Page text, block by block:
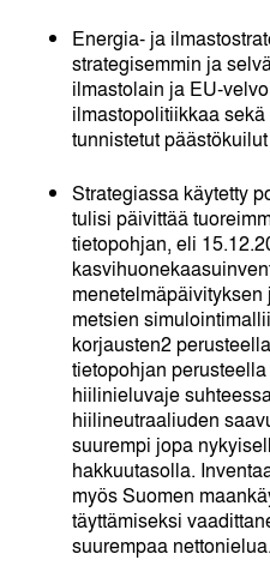
Energia- ja
strategisemmin ja
ilmastolain ja EU-
ilmastopolitiikkaa
tunnistetut
Strategiassa käytetty
tulisi päivittää
tietopohjan, eli
metsien
korjausten2
tietopohjan
hiilinieluvaje
hiilineutraaliuden
suurempi jopa
hakkuutasolla.
myös Suomen
täyttämiseksi
suurempaa nettonielua.